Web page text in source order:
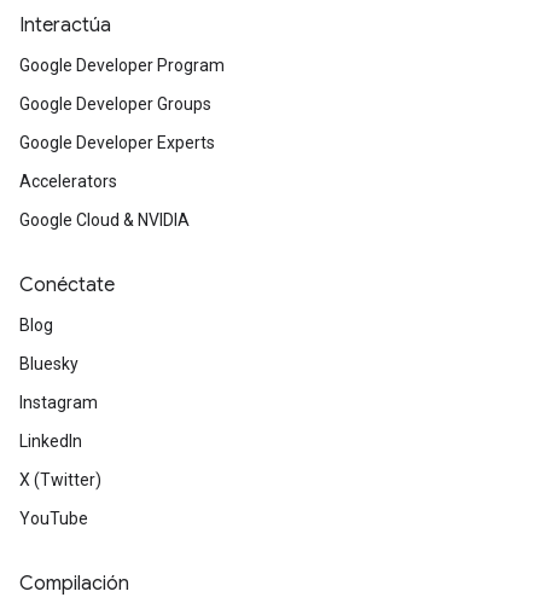
Interactúa
Google Developer Program
Google Developer Groups
Google Developer Experts
Accelerators
Google Cloud & NVIDIA
Conéctate
Blog
Bluesky
Instagram
LinkedIn
X (Twitter)
YouTube
Compilación